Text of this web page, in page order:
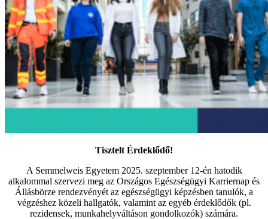
Tisztelt Érdeklődő!
A Semmelweis Egyetem 2025. szeptember 12-én hatodik
alkalommal szervezi meg az Országos Egészségügyi Karriernap és
Állásbörze rendezvényét az egészségügyi képzésben tanulók, a
végzéshez közeli hallgatók, valamint az egyéb érdeklődők (pl.
rezidensek, munkahelyváltáson gondolkozók) számára.